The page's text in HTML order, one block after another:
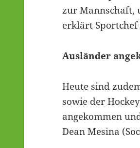
zur Mannschaft,
erklärt Sportchef
Ausländer
Heute sind
sowie der
angekommen
Dean Mesina